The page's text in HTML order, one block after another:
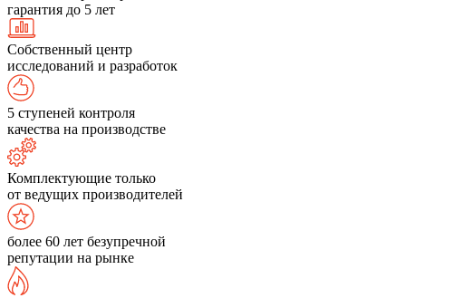
гарантия до 5 лет
Собственный центр
исследований и разработок
5 ступеней контроля
качества на производстве
Комплектующие только
от ведущих производителей
более 60 лет безупречной
репутации на рынке